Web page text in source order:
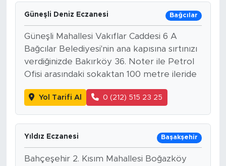
Güneşli Deniz Eczanesi Bağcılar
Güneşli Mahallesi Vakıflar Caddesi 6 A
Bağcılar Belediyesi'nin ana kapısına sırtınızı
verdiğinizde Bakırköy 36. Noter ile Petrol
Ofisi arasındaki sokaktan 100 metre ileride
Yol Tarifi Al 0 (212) 515 23 25
Yıldız Eczanesi Başakşehir
Bahçeşehir 2. Kısım Mahallesi Boğazköy